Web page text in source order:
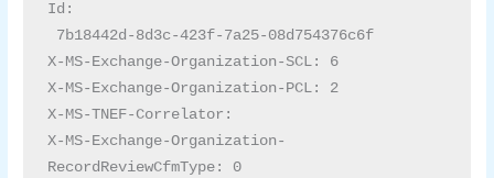
Id:
X-MS-Exchange-Organization-SCL: 6
X-MS-Exchange-Organization-PCL: 2
X-MS-TNEF-Correlator:
X-MS-Exchange-Organization-
RecordReviewCfmType: 0